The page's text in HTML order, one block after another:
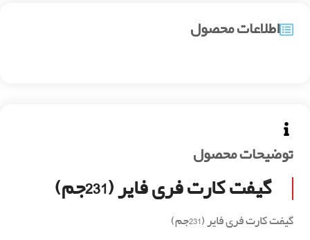
توضیحات محصول
گیفت کارت فری فایر (231جم)
گیفت کارت فری فایر (231جم)
اطلاعات محصول